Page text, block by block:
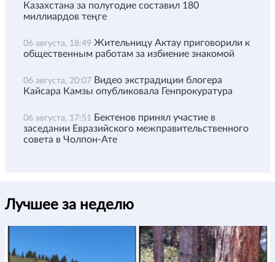
Казахстана за полугодие составил 180
миллиардов теңге
06 августа, 18:49 Жительницу Актау приговорили к
общественным работам за избиение знакомой
06 августа, 20:07 Видео экстрадиции блогера
Кайсара Камзы опубликовала Генпрокуратура
06 августа, 17:51 Бектенов принял участие в
заседании Евразийского межправительственного
совета в Чолпон-Ате
Лучшее за неделю